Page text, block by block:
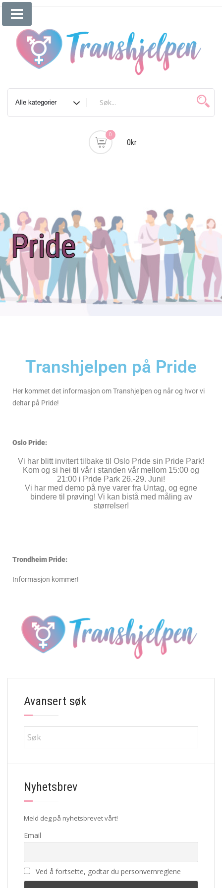
0
0kr
Pride
Transhjelpen på Pride
Her kommet det informasjon om Transhjelpen og når og hvor vi
deltar på Pride!
Oslo Pride:
Vi har blitt invitert tilbake til Oslo Pride sin Pride Park!
Kom og si hei til vår i standen vår mellom 15:00 og
21:00 i Pride Park 26.-29. Juni!
Vi har med demo på nye varer fra Untag, og egne
bindere til prøving! Vi kan bistå med måling av
størrelser!
Trondheim Pride:
Informasjon kommer!
Avansert søk
Nyhetsbrev
Meld deg på nyhetsbrevet vårt!
Email
Ved å fortsette, godtar du personvernreglene